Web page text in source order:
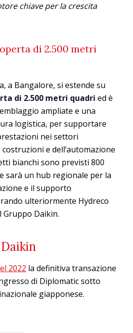
chiave per la crescita
di 2.500 metri
a Bangalore, si estende su
di 2.500 metri quadri ed è
ampliate e una
logistica, per supportare
nei settori
e dell’automazione
bianchi sono previsti 800
sarà un hub regionale per la
e il supporto
ulteriormente Hydreco
Gruppo Daikin.
2022 la definitiva transazione
di Diplomatic sotto
giapponese.